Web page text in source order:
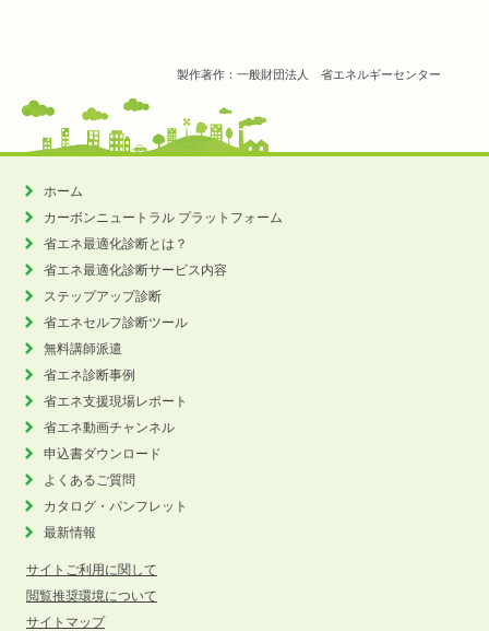
製作著作：一般財団法人 省エネルギーセンター
ホーム
カーボンニュートラル プラットフォーム
省エネ最適化診断とは？
省エネ最適化診断サービス内容
ステップアップ診断
省エネセルフ診断ツール
無料講師派遣
省エネ診断事例
省エネ支援現場レポート
省エネ動画チャンネル
申込書ダウンロード
よくあるご質問
カタログ・パンフレット
最新情報
サイトご利用に関して
閲覧推奨環境について
サイトマップ